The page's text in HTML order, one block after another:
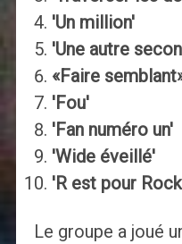
'Un million'
'Une autre
«Faire
'Fou'
'Fan numéro un'
'Wide éveillé'
'R est pour
Le groupe a joué